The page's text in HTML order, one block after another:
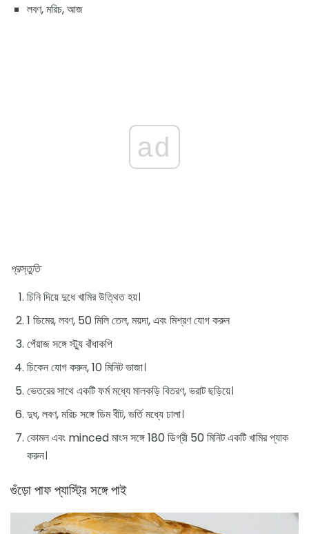
লবণ, মরিচ, আজ
ad
প্রস্তুতি
চিনি দিয়ে দুধে খামির উত্থিত হয়।
1 ডিমের, লবণ, 50 মিলি তেল, ময়দা, এবং মিশ্রণ যোগ করুন
পেঁয়াজ সঙ্গে স্ট্যু বাঁধাকপি
চিকেন যোগ করুন, 10 মিনিট ভাজা।
ভেতরের সাথে একটি ফর্ম মধ্যে মালকড়ি বিতরণ, ভরাট ছড়িয়ে।
দুধ, লবণ, মরিচ সঙ্গে ডিম বীট, ভর্তি মধ্যে ঢালা।
কোমল এবং minced মাংস সঙ্গে 180 ডিগ্রী 50 মিনিট একটি খামির প্যাক
করুন।
গুঁড়ো পাফ প্যাস্ট্রি সঙ্গে পাই